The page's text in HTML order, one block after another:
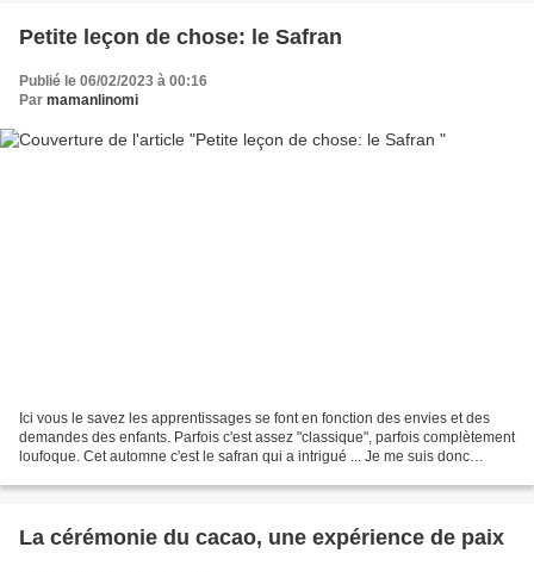
Petite leçon de chose: le Safran
Publié le 06/02/2023 à 00:16
Par mamanlinomi
Ici vous le savez les apprentissages se font en fonction des envies et des
demandes des enfants. Parfois c'est assez "classique", parfois complètement
loufoque. Cet automne c'est le safran qui a intrigué ... Je me suis donc
La cérémonie du cacao, une expérience de paix